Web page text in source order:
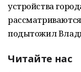
устройства
подытожил
Читайте нас